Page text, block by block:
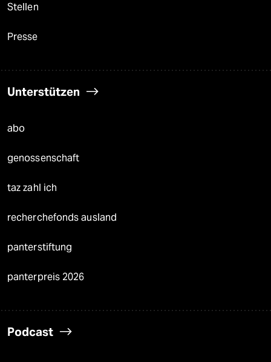
Stellen
Presse
Unterstützen
abo
genossenschaft
taz zahl ich
recherchefonds ausland
panterstiftung
panterpreis 2026
Podcast